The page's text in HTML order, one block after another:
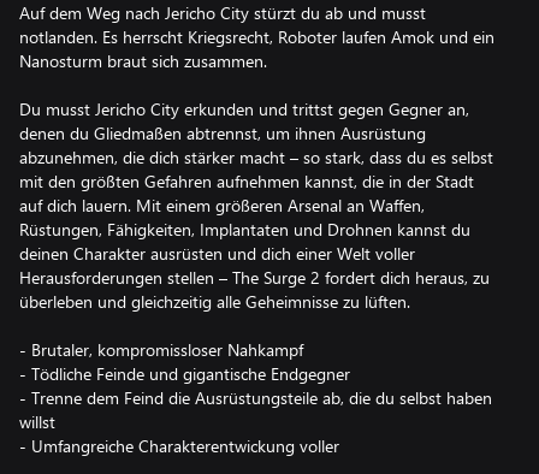
Auf dem Weg nach Jericho City stürzt du ab und musst
notlanden. Es herrscht Kriegsrecht, Roboter laufen Amok und ein
Nanosturm braut sich zusammen.
Du musst Jericho City erkunden und trittst gegen Gegner an,
denen du Gliedmaßen abtrennst, um ihnen Ausrüstung
abzunehmen, die dich stärker macht – so stark, dass du es selbst
mit den größten Gefahren aufnehmen kannst, die in der Stadt
auf dich lauern. Mit einem größeren Arsenal an Waffen,
Rüstungen, Fähigkeiten, Implantaten und Drohnen kannst du
deinen Charakter ausrüsten und dich einer Welt voller
Herausforderungen stellen – The Surge 2 fordert dich heraus, zu
überleben und gleichzeitig alle Geheimnisse zu lüften.
- Brutaler, kompromissloser Nahkampf
- Tödliche Feinde und gigantische Endgegner
- Trenne dem Feind die Ausrüstungsteile ab, die du selbst haben
willst
- Umfangreiche Charakterentwickung voller